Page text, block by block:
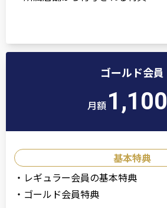
ゴールド会員
月額 1,100
基本特典
・ レギュラー会員の基本特典
・ ゴールド会員特典